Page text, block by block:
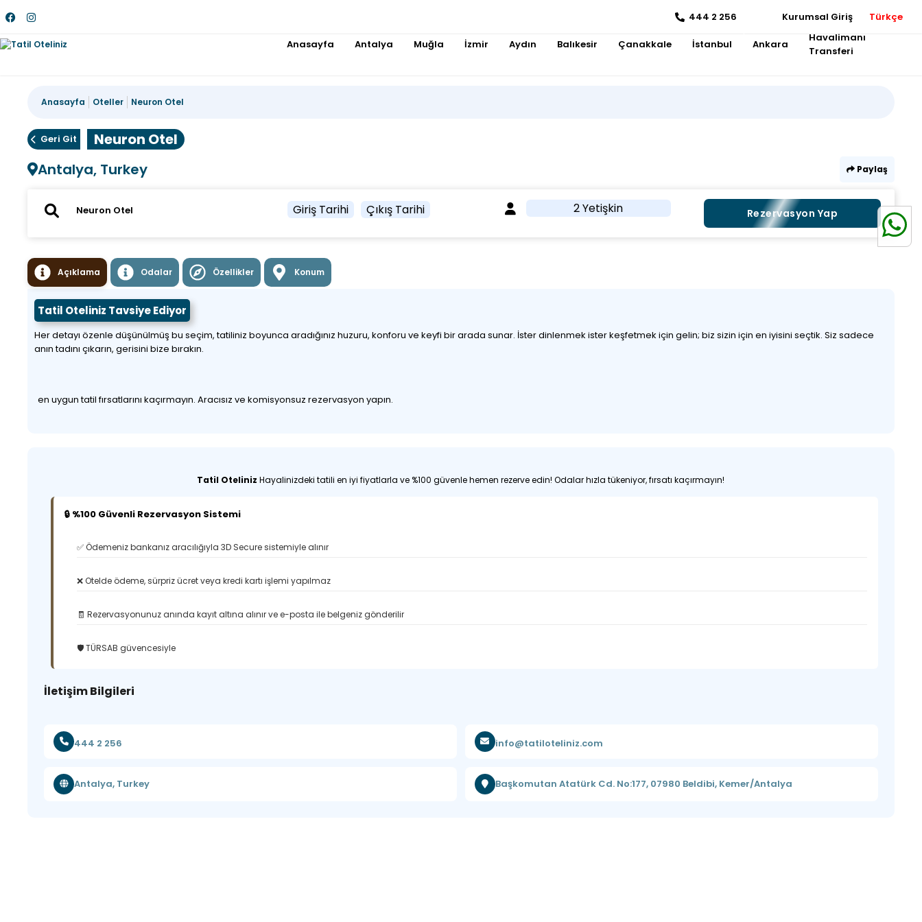
444 2 256 Kurumsal Giriş Türkçe
Anasayfa Antalya Muğla İzmir Aydın Balıkesir Çanakkale İstanbul Ankara
Havalimanı
Transferi
Anasayfa Oteller Neuron Otel
Geri Git
Neuron Otel
Antalya, Turkey
Paylaş
Giriş Tarihi Çıkış Tarihi 2 Yetişkin Rezervasyon Yap
Açıklama Odalar Özellikler Konum
Tatil Oteliniz Tavsiye Ediyor
Her detayı özenle düşünülmüş bu seçim, tatiliniz boyunca aradığınız huzuru, konforu ve keyfi bir arada sunar. İster dinlenmek ister keşfetmek için gelin; biz sizin için en iyisini seçtik. Siz sadece
anın tadını çıkarın, gerisini bize bırakın.
en uygun tatil fırsatlarını kaçırmayın. Aracısız ve komisyonsuz rezervasyon yapın.
Tatil Oteliniz Hayalinizdeki tatili en iyi fiyatlarla ve %100 güvenle hemen rezerve edin! Odalar hızla tükeniyor, fırsatı kaçırmayın!
🔒 %100 Güvenli Rezervasyon Sistemi
✅ Ödemeniz bankanız aracılığıyla 3D Secure sistemiyle alınır
❌ Otelde ödeme, sürpriz ücret veya kredi kartı işlemi yapılmaz
🧾 Rezervasyonunuz anında kayıt altına alınır ve e-posta ile belgeniz gönderilir
🛡️ TÜRSAB güvencesiyle
İletişim Bilgileri
444 2 256 info@tatiloteliniz.com
Antalya, Turkey Başkomutan Atatürk Cd. No:177, 07980 Beldibi, Kemer/Antalya